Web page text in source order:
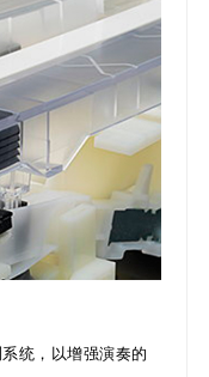
统，以增强演奏的